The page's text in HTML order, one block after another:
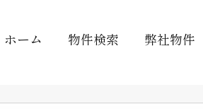
ホーム 物件検索 弊社物件